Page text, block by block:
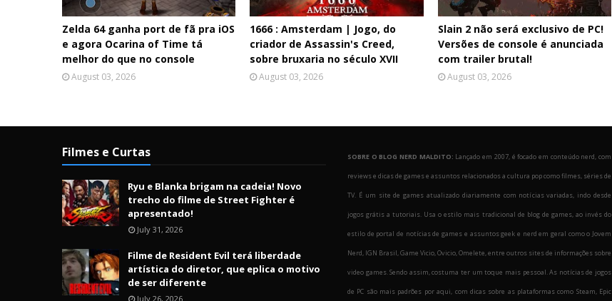
Zelda 64 ganha port de fã pra iOS
e agora Ocarina of Time tá
melhor do que no console
August 03, 2026
1666 : Amsterdam | Jogo, do
criador de Assassin's Creed,
sobre bruxaria no século XVII
August 03, 2026
Slain 2 não será exclusivo de PC!
Versões de console é anunciada
com trailer brutal!
August 03, 2026
Filmes e Curtas
Ryu e Blanka brigam na cadeia! Novo
trecho do filme de Street Fighter é
apresentado!
July 31, 2026
Filme de Resident Evil terá liberdade
artística do diretor, que eplica o motivo
de ser diferente
July 26, 2026
SOBRE O BLOG NERD MALDITO: Lançado em 2007, é focado em conteúdo nerd, com
reviews e dicas de games e assuntos relacionados a cultura pop como filmes, séries de
TV. É um site de games atualizado diariamente com notícias variadas, indo desde
jogos grátis a tutoriais. Usa o estilo mais tradicional de blog de games, ao invés do
estilo de portal de notícias de games e assuntos geek e nerd em geral como o Jovem
Nerd, IGN Brasil, Game Vicio, Ovicio, Omelete, entre outros sites de informações sobre
video games. Sendo assim, costuma ter um toque mais pessoal. As notícias de jogos
de PC são mais padrões por aqui, com dicas sobre as plataformas como Steam, Epic